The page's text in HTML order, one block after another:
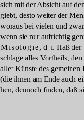
sich mit derAbsicht auf
giebt, desto weiter der
woraus bei vielen und zwar
wenn sie nur aufrichtig
Misologie,d.i.Haß der
schlage alles Vortheils, den
aller Künste des gemeinen
(die ihnen am Ende auch
hen, dennoch finden, daß